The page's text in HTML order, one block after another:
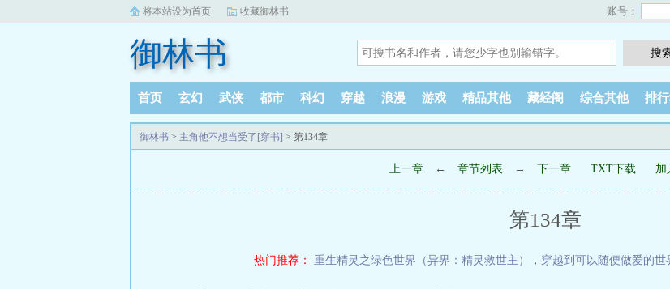
将本站设为首页 收藏御林书 账号：
御林书
首页 玄幻 武侠 都市 科幻 穿越 浪漫 游戏 精品其他 藏经阁 综合其他 排
御林书 > 主角他不想当受了[穿书] > 第134章
上一章 ← 章节列表 → 下一章 TXT下载 加
第134章
热门推荐： 重生精灵之绿色世界（异界：精灵救世主） ， 穿越到可以随便做爱的世